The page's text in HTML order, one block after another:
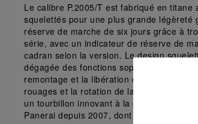
Le calibre P.2005/T est fabriqué en titane
squelettés pour une plus grande légèreté
réserve de marche de six jours grâce à
série, avec un indicateur de réserve de
cadran selon la version. Le design
dégagée des fonctions sophistiquées du
remontage et la libération des ressorts,
rouages et la rotation de la cage du
un tourbillon innovant à la conception
Panerai depuis 2007, dont la cage pivote